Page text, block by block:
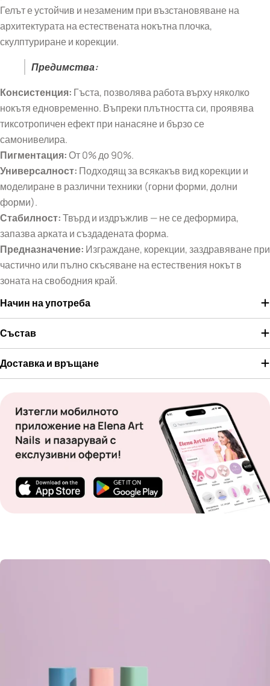
Гелът е устойчив и незаменим при възстановяване на
архитектурата на естествената нокътна плочка,
скулптуриране и корекции.
Предимства:
Консистенция: Гъста, позволява работа върху няколко
нокътя едновременно. Въпреки плътността си, проявява
тиксотропичен ефект при нанасяне и бързо се
самонивелира.
Пигментация:От 0% до 90%.
Универсалност: Подходящ за всякакъв вид корекции и
моделиране в различни техники (горни форми, долни
форми).
Стабилност:Твърд и издръжлив — не се деформира,
запазва арката и създадената форма.
Предназначение: Изграждане, корекции, заздравяване при
частично или пълно скъсяване на естествения нокът в
зоната на свободния край.
Начин на употреба
Състав
Доставка и връщане